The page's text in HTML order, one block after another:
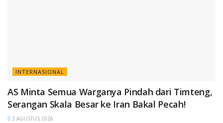
INTERNASIONAL
AS Minta Semua Warganya Pindah dari Timteng,
Serangan Skala Besar ke Iran Bakal Pecah!
3 AGUSTUS 2026